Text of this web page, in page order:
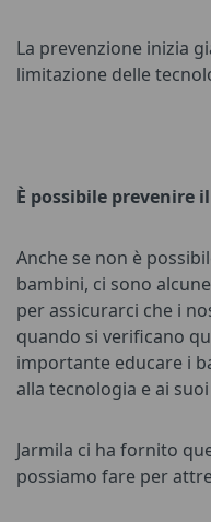
La prevenzione inizia
limitazione delle
È possibile prevenire
Anche se non è
bambini, ci sono
per assicurarci che i
quando si verificano
importante educare i
alla tecnologia e ai
Jarmila ci ha fornito
possiamo fare per